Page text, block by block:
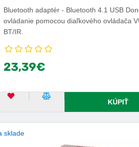
Bluetooth adaptér - Bluetooth 4.1 USB
ovládanie pomocou diaľkového ovládača
BT/IR.
23,39€
OBĽÚBENÝ PRODUKTPOROVNAŤ PRODUKT
KÚPIŤ
sklade